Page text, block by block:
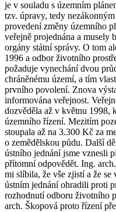
je v souladu s územním
tzv. úpravy, tedy
provedení změny územního
veřejně projednána a musely
orgány státní správy. O tom
1996 a odbor životního
požaduje vynechání dvou
chráněnému území, a tím
prvního povolení. Znova
informována veřejnost.
dozvěděla až v květnu 1998,
územního řízení. Mezitím
stoupala až na 3.300 Kč za
o zemědělskou půdu. Další
ústního jednání jsme vznesli
přítomní odpovědět. Ing.
mi slíbila, že vše zjistí a že
ústním jednání ohradili proti
rozhodnutí odboru životního
arch. Škopová proto řízení